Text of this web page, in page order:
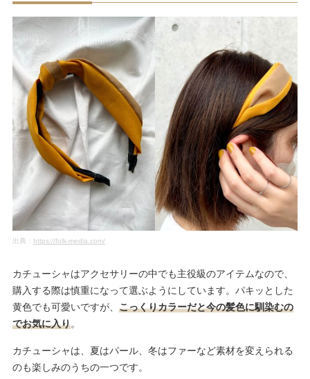
出典： https://folk-media.com/
カチューシャはアクセサリーの中でも主役級のアイテムなので、
購入する際は慎重になって選ぶようにしています。パキッとした
黄色でも可愛いですが、 こっくりカラーだと今の髪色に馴染むの
でお気に入り。
カチューシャは、夏はパール、冬はファーなど素材を変えられる
のも楽しみのうちの一つです。